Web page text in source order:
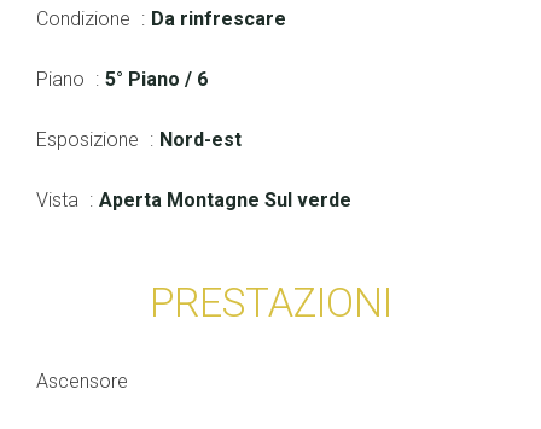
Condizione Da rinfrescare
Piano 5° Piano / 6
Esposizione Nord-est
Vista Aperta Montagne Sul verde
PRESTAZIONI
Ascensore